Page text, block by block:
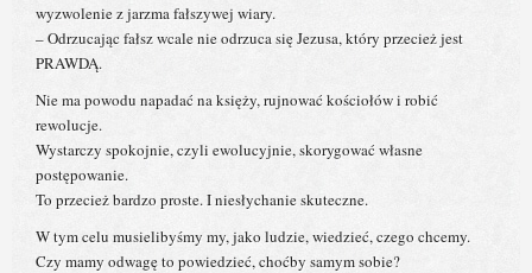
wyzwolenie z jarzma fałszywej wiary.
– Odrzucając fałsz wcale nie odrzuca się Jezusa, który przecież jest
PRAWDĄ.
Nie ma powodu napadać na księży, rujnować kościołów i robić
rewolucje.
Wystarczy spokojnie, czyli ewolucyjnie, skorygować własne
postępowanie.
To przecież bardzo proste. I niesłychanie skuteczne.
W tym celu musielibyśmy my, jako ludzie, wiedzieć, czego chcemy.
Czy mamy odwagę to powiedzieć, choćby samym sobie?